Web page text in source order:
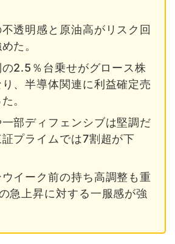
透明感と原油高がリスク回
た。
2.5％台乗せがグロース株
、半導体関連に利益確定売
。
部ディフェンシブは堅調だ
プライムでは7割超が下
イーク前の持ち高調整も重
急上昇に対する一服感が強